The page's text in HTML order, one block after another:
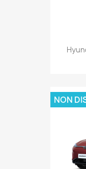
NON